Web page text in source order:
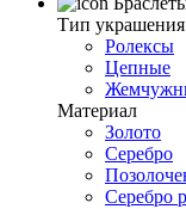
Тип украшения
Ролексы
Цепные
Материал
Золото
Серебро
Серебро